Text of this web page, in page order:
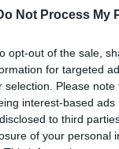
Not Process My
opt-out of the sale,
for targeted
selection. Please
interest-based
to third
of your personal
már